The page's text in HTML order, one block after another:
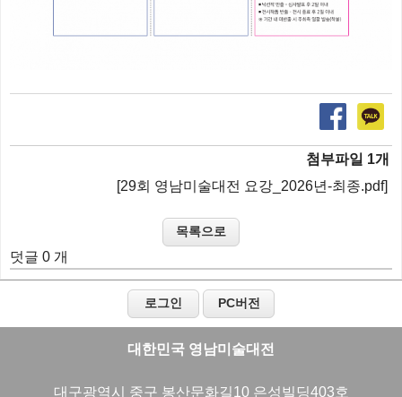
첨부파일 1개
[29회 영남미술대전 요강_2026년-최종.pdf]
덧글 0 개
대한민국 영남미술대전
대구광역시 중구 봉산문화길10 은성빌딩403호